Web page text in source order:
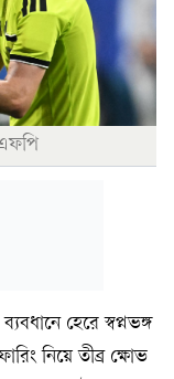
হেরে স্বপ্নভঙ্গ
নিয়ে তীব্র ক্ষোভ